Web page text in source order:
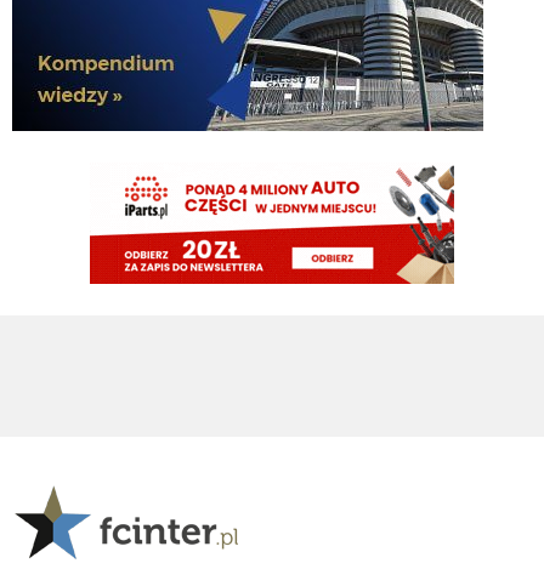
09.08.2026 13:54
obudz sie stary, nic z tego nie bedzie, to koniec
Piotrek85 09.08.2026 13:51
Nic nie zakończone. Przyjdzie ktoś na prawe wahadło.
09.08.2026 13:45
zwykly figurant nic poza tym
do końca jednych negocjacji za drugimi.
timon
09.08.2026 13:38